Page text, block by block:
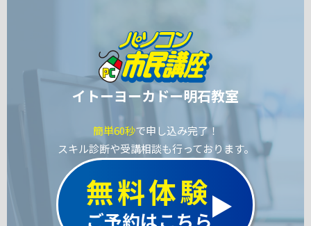
イトーヨーカドー明石教室
簡単60秒で申し込み完了！
スキル診断や受講相談も行っております。
無料体験
ご予約はこちら